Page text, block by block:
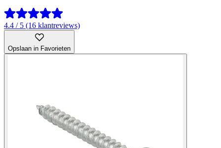
4.4 / 5 (16 klantreviews)
Opslaan in Favorieten